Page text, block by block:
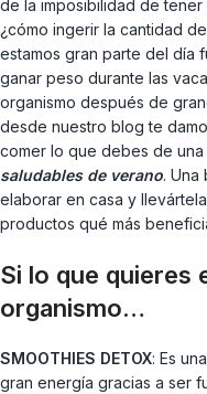
de la imposibilidad de tener
¿cómo ingerir la cantidad
estamos gran parte del día
ganar peso durante las
organismo después de
desde nuestro blog te
comer lo que debes de una
saludables de verano.
elaborar en casa y
productos qué más
Si lo que quieres
organismo…
SMOOTHIES DETOX: Es
gran energía gracias a ser